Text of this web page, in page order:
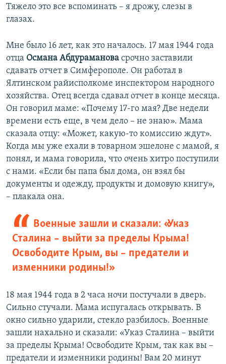
Тяжело это все вспоминать – я дрожу, слезы в
глазах.
Мне было 16 лет, как это началось. 17 мая 1944 года
отца Османа Абдураманова срочно заставили
сдавать отчет в Симферополе. Он работал в
Ялтинском райисполкоме инспектором народного
хозяйства. Отец всегда сдавал отчет в конце месяца.
Он говорил маме: «Почему 17-го мая? Две недели
времени есть еще, в чем дело – не знаю». Мама
сказала отцу: «Может, какую-то комиссию ждут».
Когда мы уже ехали в товарном эшелоне с мамой, я
понял, и мама говорила, что очень хитро поступили
с нами. «Если бы папа был дома, он взял бы
документы и одежду, продукты и домовую книгу»,
– плакала она.
Военные зашли и сказали: «Указ
Сталина – выйти за пределы Крыма!
Освободите Крым, вы – предатели и
изменники родины!»
18 мая 1944 года в 2 часа ночи постучали в дверь.
Сильно стучали. Мама испугалась открывать. В
окно сильно ударили, стекло разбилось. Военные
зашли нахально и сказали: «Указ Сталина – выйти
за пределы Крыма! Освободите Крым, так как вы –
предатели и изменники родины! Вам 20 минут